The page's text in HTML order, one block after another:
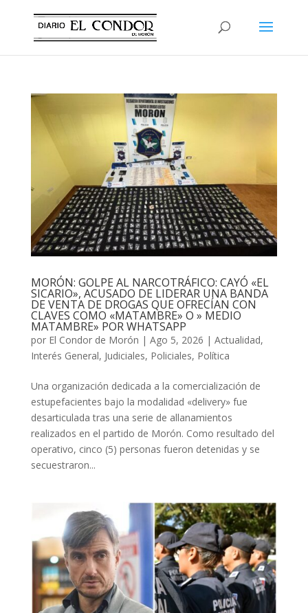
MORÓN: GOLPE AL NARCOTRÁFICO: CAYÓ «EL
SICARIO», ACUSADO DE LIDERAR UNA BANDA
DE VENTA DE DROGAS QUE OFRECÍAN CON
CLAVES COMO «MATAMBRE» O » MEDIO
MATAMBRE» POR WHATSAPP
por El Condor de Morón | Ago 5, 2026 | Actualidad,
Interés General, Judiciales, Policiales, Política
Una organización dedicada a la comercialización de
estupefacientes bajo la modalidad «delivery» fue
desarticulada tras una serie de allanamientos
realizados en el partido de Morón. Como resultado del
operativo, cinco (5) personas fueron detenidas y se
secuestraron...